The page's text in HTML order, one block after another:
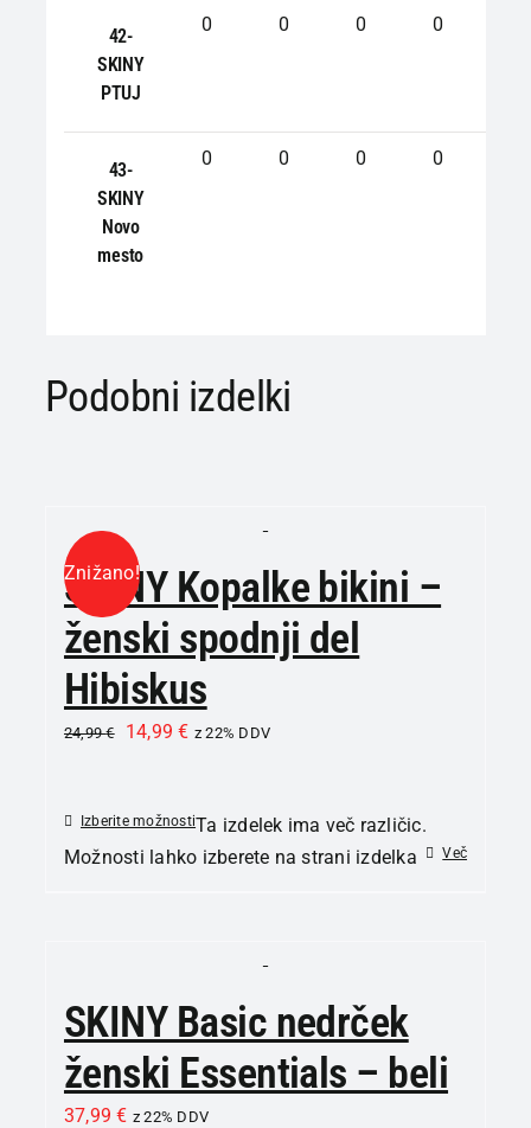
42-
SKINY
PTUJ
0 0 0 0
43-
SKINY
Novo
mesto
0 0 0 0
Podobni izdelki
Znižano!
SKINY Kopalke bikini –
ženski spodnji del
Hibiskus
24,99€ 14,99€ z 22% DDV
Izberite možnostiTa izdelek ima več različic.
Možnosti lahko izberete na strani izdelka
Več
SKINY Basic nedrček
ženski Essentials – beli
37,99€ z 22% DDV